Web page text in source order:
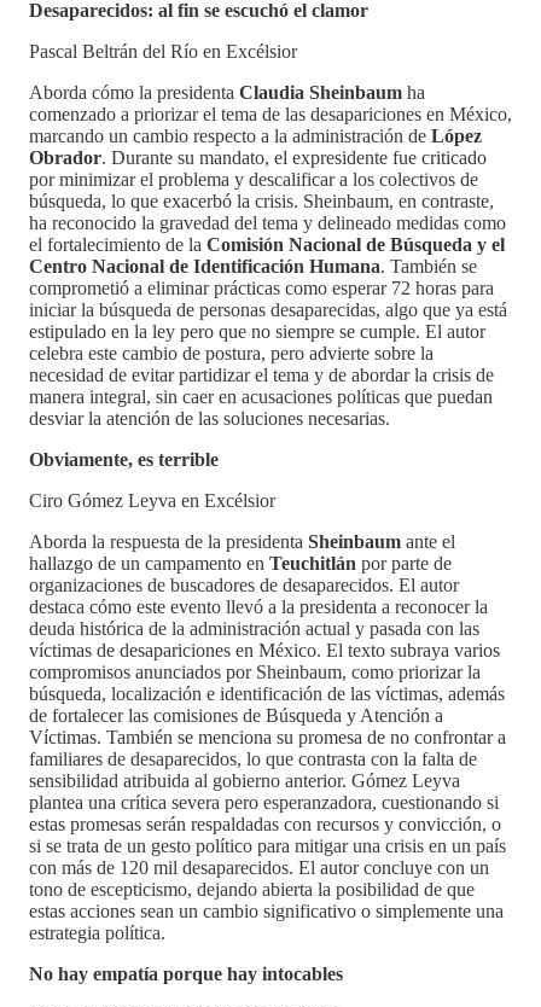
Desaparecidos: al fin se escuchó el clamor
Pascal Beltrán del Río en Excélsior
Aborda cómo la presidenta Claudia Sheinbaum ha
comenzado a priorizar el tema de las desapariciones en México,
marcando un cambio respecto a la administración de López
Obrador. Durante su mandato, el expresidente fue criticado
por minimizar el problema y descalificar a los colectivos de
búsqueda, lo que exacerbó la crisis. Sheinbaum, en contraste,
ha reconocido la gravedad del tema y delineado medidas como
el fortalecimiento de la Comisión Nacional de Búsqueda y el
Centro Nacional de Identificación Humana. También se
comprometió a eliminar prácticas como esperar 72 horas para
iniciar la búsqueda de personas desaparecidas, algo que ya está
estipulado en la ley pero que no siempre se cumple. El autor
celebra este cambio de postura, pero advierte sobre la
necesidad de evitar partidizar el tema y de abordar la crisis de
manera integral, sin caer en acusaciones políticas que puedan
desviar la atención de las soluciones necesarias.
Obviamente, es terrible
Ciro Gómez Leyva en Excélsior
Aborda la respuesta de la presidenta Sheinbaum ante el
hallazgo de un campamento en Teuchitlán por parte de
organizaciones de buscadores de desaparecidos. El autor
destaca cómo este evento llevó a la presidenta a reconocer la
deuda histórica de la administración actual y pasada con las
víctimas de desapariciones en México. El texto subraya varios
compromisos anunciados por Sheinbaum, como priorizar la
búsqueda, localización e identificación de las víctimas, además
de fortalecer las comisiones de Búsqueda y Atención a
Víctimas. También se menciona su promesa de no confrontar a
familiares de desaparecidos, lo que contrasta con la falta de
sensibilidad atribuida al gobierno anterior. Gómez Leyva
plantea una crítica severa pero esperanzadora, cuestionando si
estas promesas serán respaldadas con recursos y convicción, o
si se trata de un gesto político para mitigar una crisis en un país
con más de 120 mil desaparecidos. El autor concluye con un
tono de escepticismo, dejando abierta la posibilidad de que
estas acciones sean un cambio significativo o simplemente una
estrategia política.
No hay empatía porque hay intocables